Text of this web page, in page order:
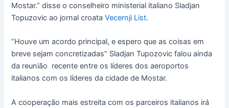
Mostar.” disse o conselheiro ministerial italiano Sladjan
Topuzovic ao jornal croataVecernji List.
“Houve um acordo principal, e espero que as coisas em
breve sejam concretizadas” Sladjan Tupozovic falou ainda
da reunião recente entre os líderes dos aeroportos
italianos com os líderes da cidade de Mostar.
A cooperação mais estreita com os parceiros italianos irá